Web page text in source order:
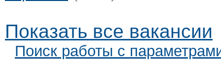
Показать все вакансии
Поиск работы с